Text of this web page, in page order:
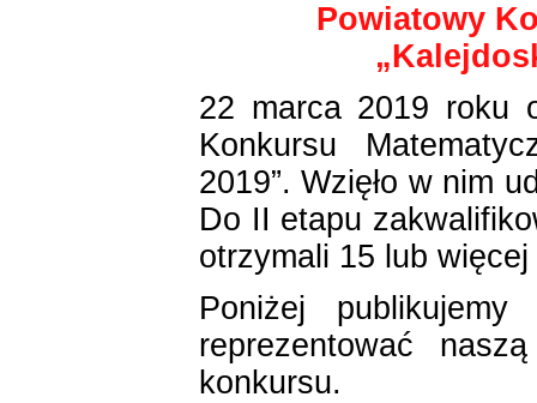
Powiatowy
22 marca 2019 roku
Konkursu
2019”. Wzięło w nim
Do II etapu
otrzymali 15 lub
Poniżej
reprezentować
konkursu.